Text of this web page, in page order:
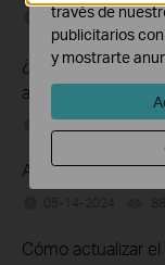
07-15-2026
¿Por qué necesito
aplicaciones de
07-15-2026
Ayuda para la
05-14-2024
Cómo actualizar
través de
publicitarios
y mostrarte